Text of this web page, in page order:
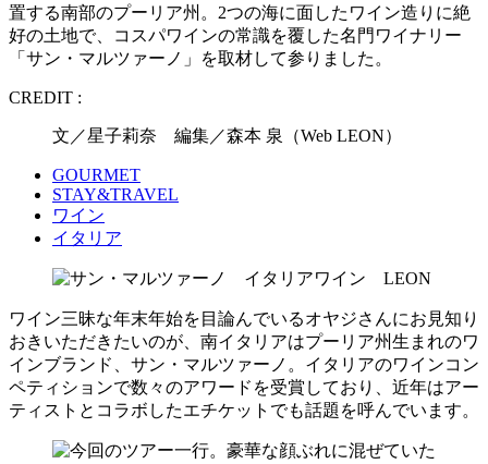
置する南部のプーリア州。2つの海に面したワイン造りに絶
好の土地で、コスパワインの常識を覆した名門ワイナリー
「サン・マルツァーノ」を取材して参りました。
CREDIT :
文／星子莉奈 編集／森本 泉（Web LEON）
GOURMET
STAY&TRAVEL
ワイン
イタリア
ワイン三昧な年末年始を目論んでいるオヤジさんにお見知り
おきいただきたいのが、南イタリアはプーリア州生まれのワ
インブランド、サン・マルツァーノ。イタリアのワインコン
ペティションで数々のアワードを受賞しており、近年はアー
ティストとコラボしたエチケットでも話題を呼んでいます。